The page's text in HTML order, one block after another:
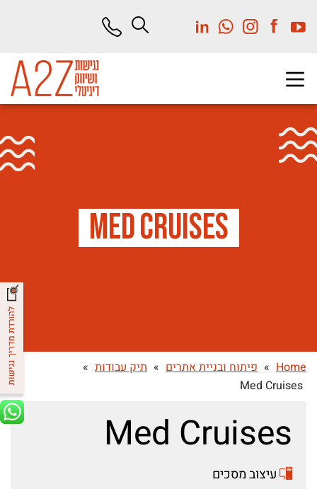
MedCruises
Home
» פיתוח ובניית אתרים » תיק עבודות »
Med Cruises
Med Cruises
עיצוב מסכים